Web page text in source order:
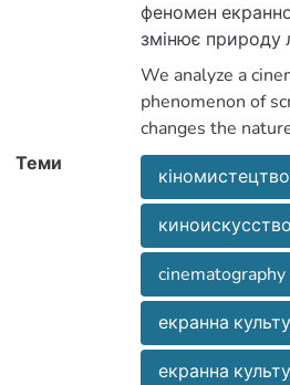
феномен
змінює природу
його розвиток.
We analyze a
phenomenon of
changes the
development.
Теми
кіномистецтво
киноискусство
cinematography
екранна
екранна